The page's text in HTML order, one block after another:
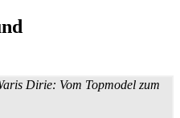
Dirie: Vom Topmodel zum